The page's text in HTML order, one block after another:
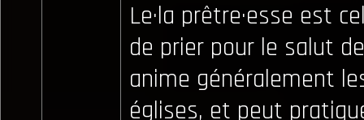
Le·la prêtre·esse est
de prier pour le salut
anime généralement
églises, et peut